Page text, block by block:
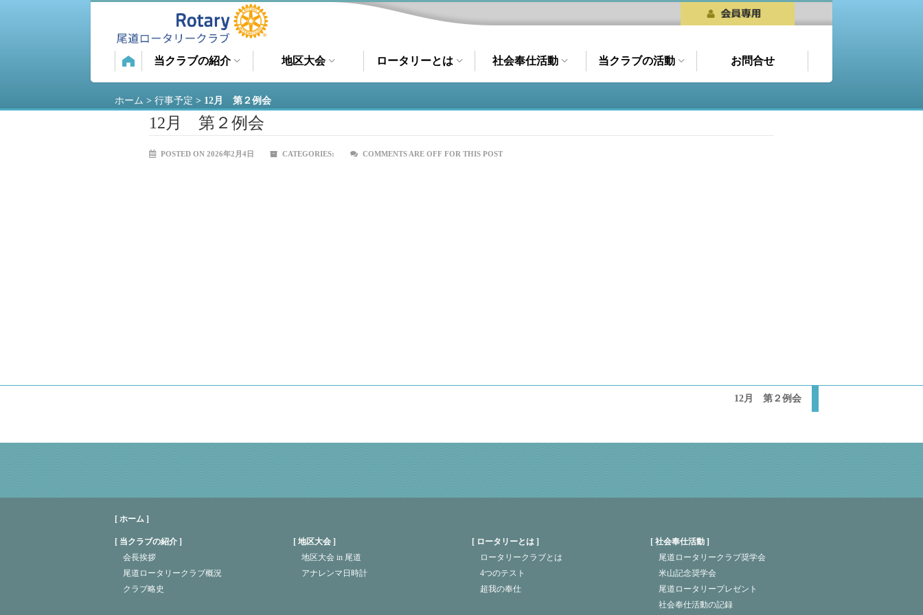
当クラブの紹介 地区大会 ロータリーとは 社会奉仕活動 当クラブの活動 お問合せ
ホーム > 行事予定 > 12月 第２例会
12月 第２例会
POSTED ON 2026年2月4日 CATEGORIES: COMMENTS ARE OFF FOR THIS POST
12月 第２例会
[ ホーム ]
当クラブの紹介
会長挨拶
尾道ロータリークラブ概況
クラブ略史
地区大会
地区大会 in 尾道
アナレンマ日時計
ロータリーとは
ロータリークラブとは
4つのテスト
超我の奉仕
社会奉仕活動
尾道ロータリークラブ奨学会
米山記念奨学会
尾道ロータリープレゼント
社会奉仕活動の記録